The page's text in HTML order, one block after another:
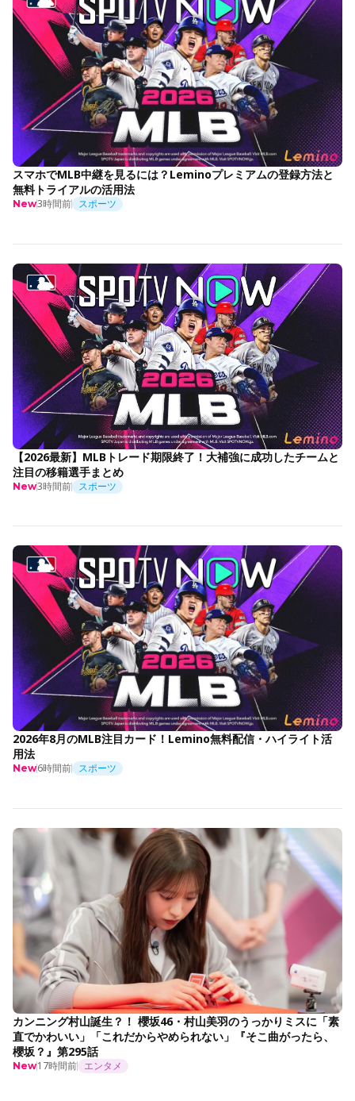
スマホでMLB中継を見るには？Leminoプレミアムの登録方法と
無料トライアルの活用法
New3時間前 スポーツ
【2026最新】MLBトレード期限終了！大補強に成功したチームと
注目の移籍選手まとめ
New3時間前 スポーツ
2026年8月のMLB注目カード！Lemino無料配信・ハイライト活
用法
New6時間前 スポーツ
カンニング村山誕生？！ 櫻坂46・村山美羽のうっかりミスに「素
直でかわいい」「これだからやめられない」『そこ曲がったら、
櫻坂？』第295話
New17時間前 エンタメ